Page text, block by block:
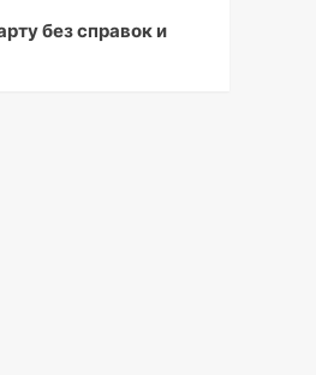
без справок и